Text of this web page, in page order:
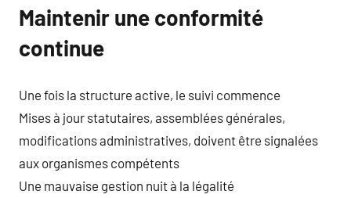
Maintenir une conformité
continue
Une fois la structure active, le suivi commence
Mises à jour statutaires, assemblées générales,
modifications administratives, doivent être signalées
aux organismes compétents
Une mauvaise gestion nuit à la légalité